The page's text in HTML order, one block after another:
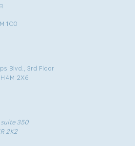
1C0
Blvd., 3rd Floor
2X6
350
2K2